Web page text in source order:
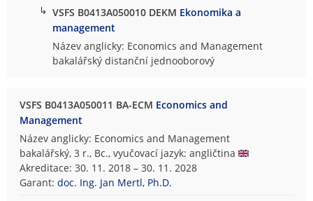
↳ VSFS B0413A050010 DEKM Ekonomika a
management
Název anglicky: Economics and Management
bakalářský distanční jednooborový
VSFS B0413A050011 BA-ECM Economics and
Management
Název anglicky: Economics and Management
bakalářský, 3 r., Bc., vyučovací jazyk: angličtina
Akreditace: 30. 11. 2018 – 30. 11. 2028
Garant:doc. Ing. Jan Mertl, Ph.D.